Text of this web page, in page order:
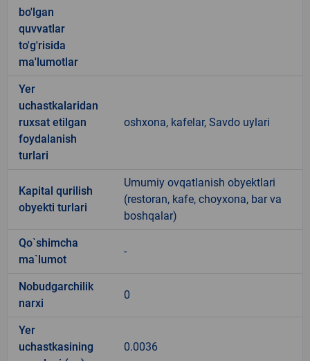
bo'lgan
quvvatlar
to'g'risida
ma'lumotlar
Yer
uchastkalaridan
ruxsat etilgan
foydalanish
turlari
oshxona, kafelar, Savdo uylari
Kapital qurilish
obyekti turlari
Umumiy ovqatlanish obyektlari
(restoran, kafe, choyxona, bar va
boshqalar)
Qo`shimcha
ma`lumot
-
Nobudgarchilik
narxi
0
Yer
uchastkasining
0.0036